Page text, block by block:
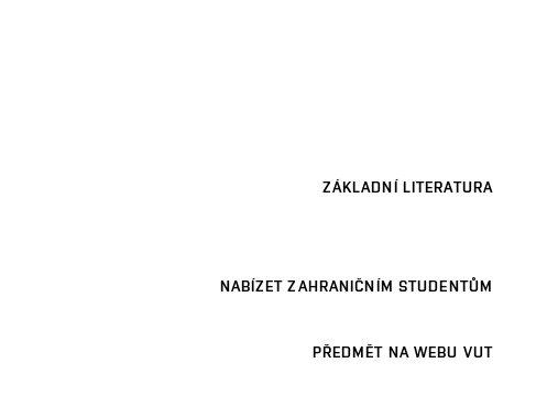
ZÁKLADNÍ LITERATURA
NABÍZET ZAHRANIČNÍM STUDENTŮM
PŘEDMĚT NA WEBU VUT